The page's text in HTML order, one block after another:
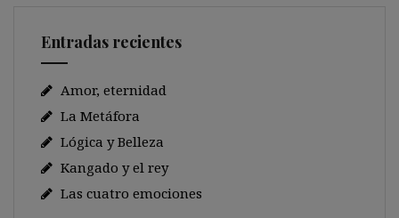
Entradas recientes
Amor, eternidad
La Metáfora
Lógica y Belleza
Kangado y el rey
Las cuatro emociones